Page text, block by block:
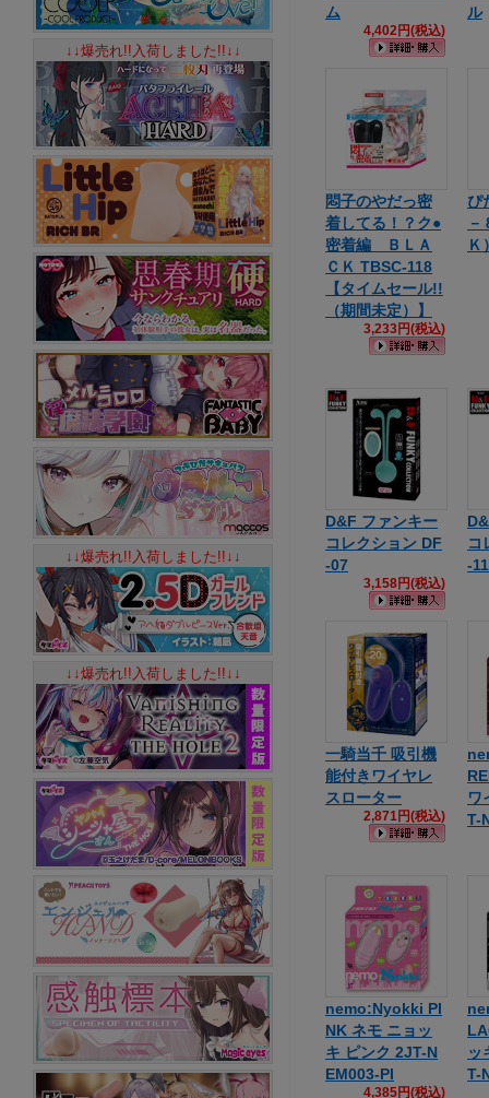
ム
4,402円(税込)
ル
悶子のやだっ密
着してる！？ク●
密着編 ＢＬＡ
ＣＫ TBSC-118
【タイムセール!!
（期間未定）】
3,233円(税込)
ぴ
－
Ｋ
D&F ファンキー
コレクション DF
-07
3,158円(税込)
コ
-11
一騎当千 吸引機
能付きワイヤレ
スローター
2,871円(税込)
ワ
T-
nemo:Nyokki PI
NK ネモ ニョッ
キ ピンク 2JT-N
EM003-PI
4,385円(税込)
ッ
T-
↓↓爆売れ!!入荷しました!!↓↓
↓↓爆売れ!!入荷しました!!↓↓
↓↓爆売れ!!入荷しました!!↓↓